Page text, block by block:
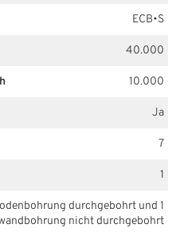
ECB•S
40.000
10.000
Ja
7
1
durchgebohrt und 1
nicht durchgebohrt